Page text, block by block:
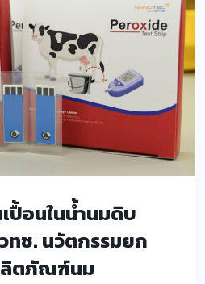
ปื้อนในน้ำนมดิบ
ทช. นวัตกรรมยก
ตภัณฑ์นม